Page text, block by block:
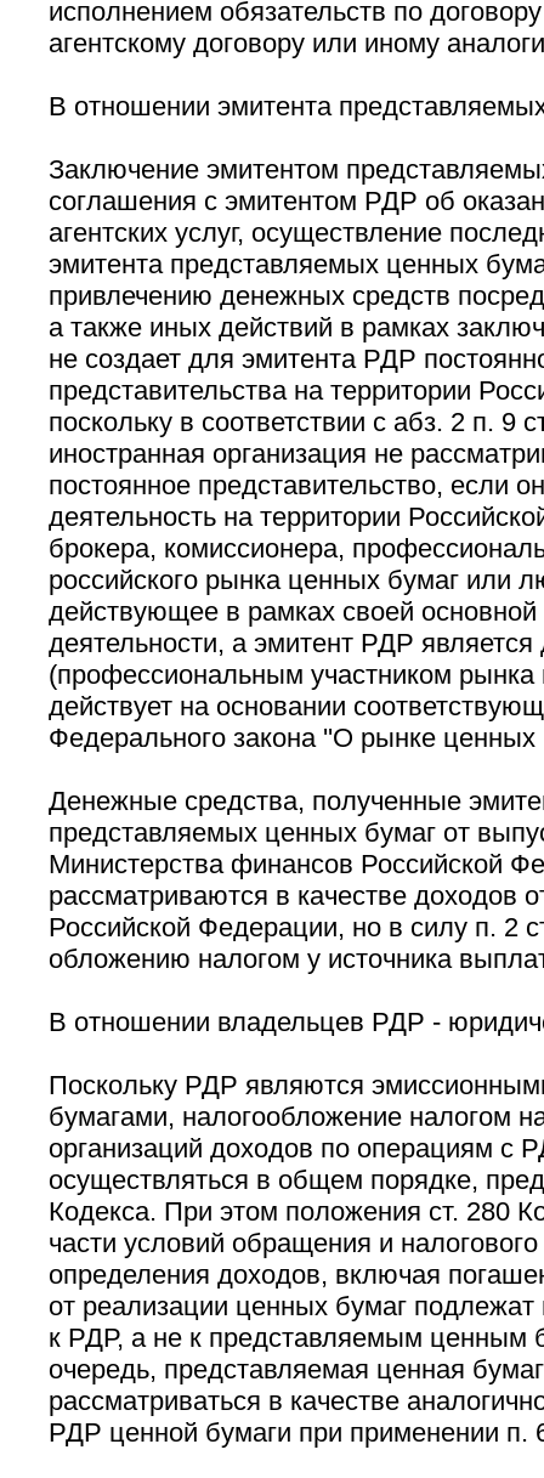
исполнением обязательств по
агентскому договору или иному
В отношении эмитента
Заключение эмитентом
соглашения с эмитентом РДР об
агентских услуг, осуществление
эмитента представляемых ценных
привлечению денежных средств
а также иных действий в рамках
не создает для эмитента РДР
представительства на территории
поскольку в соответствии с абз. 2 п. 9
иностранная организация не
постоянное представительство, если
деятельность на территории
брокера, комиссионера,
российского рынка ценных бумаг или
действующее в рамках своей
деятельности, а эмитент РДР является
(профессиональным участником рынка
действует на основании
Федерального закона ''О рынке ценных
Денежные средства, полученные
представляемых ценных бумаг от
Министерства финансов Российской
рассматриваются в качестве доходов
Российской Федерации, но в силу п. 2
обложению налогом у источника
В отношении владельцев РДР -
Поскольку РДР являются
бумагами, налогообложение налогом
организаций доходов по операциям с
осуществляться в общем порядке,
Кодекса. При этом положения ст. 280
части условий обращения и
определения доходов, включая
от реализации ценных бумаг
к РДР, а не к представляемым ценным
очередь, представляемая ценная
рассматриваться в качестве
РДР ценной бумаги при применении п.